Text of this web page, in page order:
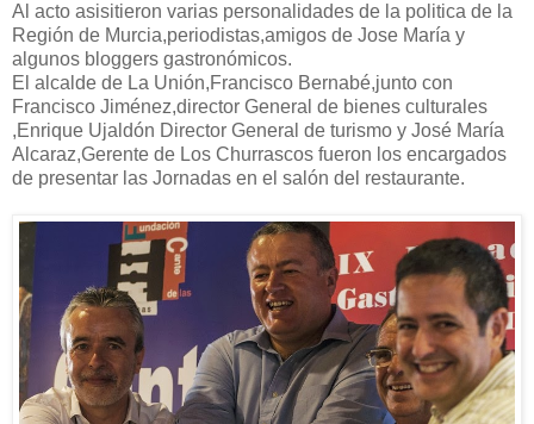
Al acto asisitieron varias personalidades de la politica de la
Región de Murcia,periodistas,amigos de Jose María y
algunos bloggers gastronómicos.
El alcalde de La Unión,Francisco Bernabé,junto con
Francisco Jiménez,director General de bienes culturales
,Enrique Ujaldón Director General de turismo y José María
Alcaraz,Gerente de Los Churrascos fueron los encargados
de presentar las Jornadas en el salón del restaurante.